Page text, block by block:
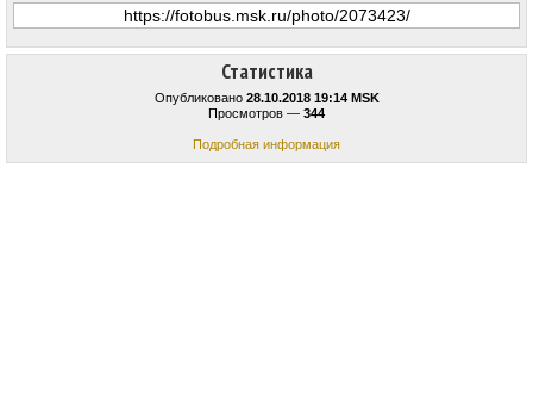
Статистика
Опубликовано 28.10.2018 19:14 MSK
Просмотров — 344
Подробная информация